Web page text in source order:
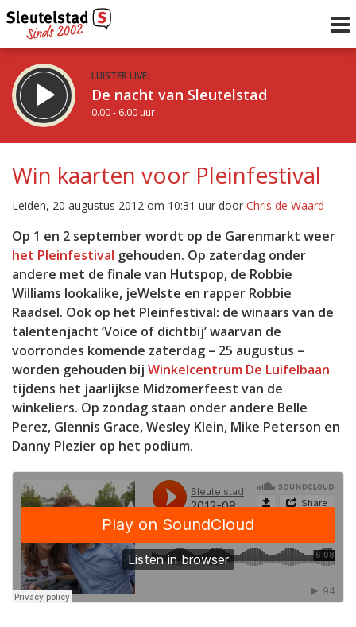
LUISTER LIVE:
De nacht van Sleutelstad
0.00 - 6.00 uur
De ochtend van Sleutelstad
6.00 - 12.00 uur
Vorig uur
Volgend uur
Inklappen
Win kaarten voor Pleinfestival
Leiden, 20 augustus 2012 om 10:31 uur door Chris de Waard
Op 1 en 2 september wordt op de Garenmarkt weer
het Pleinfestival gehouden. Op zaterdag onder
andere met de finale van Hutspop, de Robbie
Williams lookalike, jeWelste en rapper Robbie
Raadsel. Ook op het Pleinfestival: de winaars van de
talentenjacht ‘Voice of dichtbij’ waarvan de
voorrondes komende zaterdag – 25 augustus –
worden gehouden bij Winkelcentrum De Luifelbaan
tijdens het jaarlijkse Midzomerfeest van de
winkeliers. Op zondag staan onder andere Belle
Perez, Glennis Grace, Wesley Klein, Mike Peterson en
Danny Plezier op het podium.